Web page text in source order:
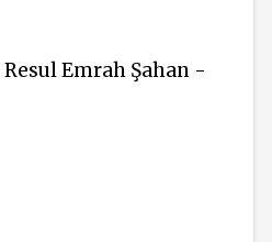
Emrah Şahan -